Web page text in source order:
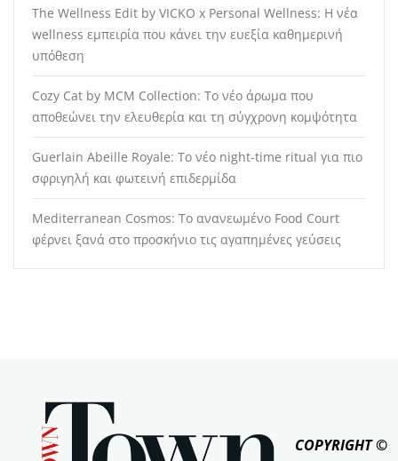
The Wellness Edit by VICKO x Personal Wellness: Η νέα
wellness εμπειρία που κάνει την ευεξία καθημερινή
υπόθεση
Cozy Cat by MCM Collection: Το νέο άρωμα που
αποθεώνει την ελευθερία και τη σύγχρονη κομψότητα
Guerlain Abeille Royale: Το νέο night-time ritual για πιο
σφριγηλή και φωτεινή επιδερμίδα
Mediterranean Cosmos: Το ανανεωμένο Food Court
φέρνει ξανά στο προσκήνιο τις αγαπημένες γεύσεις
COPYRIGHT ©